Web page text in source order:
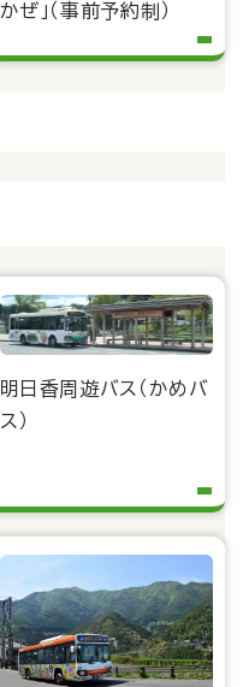
かぜ」（事前予約制）
明日香周遊バス（かめバ
ス）